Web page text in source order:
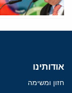
אודותינו
חזון ומשימה